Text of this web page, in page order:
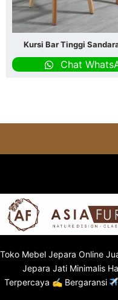
Kursi Bar Tinggi
Chat
Toko Mebel Jepara Online
Jepara Jati Minimalis
Terpercaya ✍ Bergaransi